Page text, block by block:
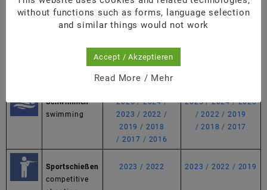
RainbowRun 2025/2024/
2021/2019/
2018/2017
/ 2016
2025/
Schwimmen
swimming
2025/2024/
2023 / 2022 /
2019 / 2018
/ 2017 / 2016
2025/2024/2023
/2022 / 2019
/2018 / 2017
Sportschießen
competitive
2023 / 2022 2023 / 2022 / 2019
without functions such as forms, language selection
and similar things would not work
Accept / Akzeptieren
Read More / Mehr